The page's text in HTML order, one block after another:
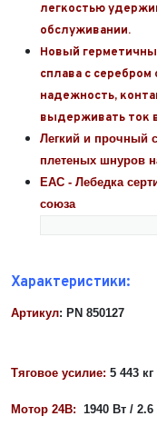
легкостью
обслуживании.
Новый
сплава с
надежность,
выдерживать ток
Легкий и прочный
плетеных шнуров
ЕАС - Лебедка
союза
Характеристики:
Артикул: PN 850127
Тяговое усилие: 5 443 кг
Мотор 24В: 1940 Вт / 2.6
Имя*
Телефон*
Ваш город*
ФИО*
Телефон*
Марка и